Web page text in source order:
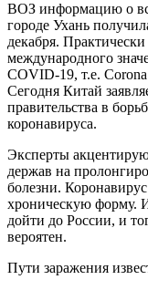
ВОЗ информацию о
городе Ухань
декабря.
международного
COVID-19, т.е. Corona
Сегодня Китай
правительства в
коронавируса.
Эксперты
держав на
болезни.
хроническую форму.
дойти до России, и
вероятен.
Пути заражения